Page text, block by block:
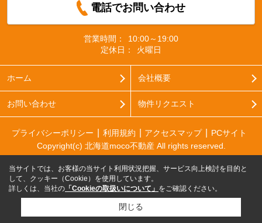
電話でお問い合わせ
営業時間：
10:00～19:00
定休日：
火曜日
ホーム 会社概要
お問い合わせ 物件リクエスト
プライバシーポリシー 利用規約 アクセスマップ
PCサイト
Copyright(c) 北海道moco不動産 All rights reserved.
当サイトでは、お客様の当サイト利用状況把握、サービス向上検討を目的と
して、クッキー（Cookie）を使用しています。
詳しくは、当社の 「Cookieの取扱いについて」 をご確認ください。
閉じる